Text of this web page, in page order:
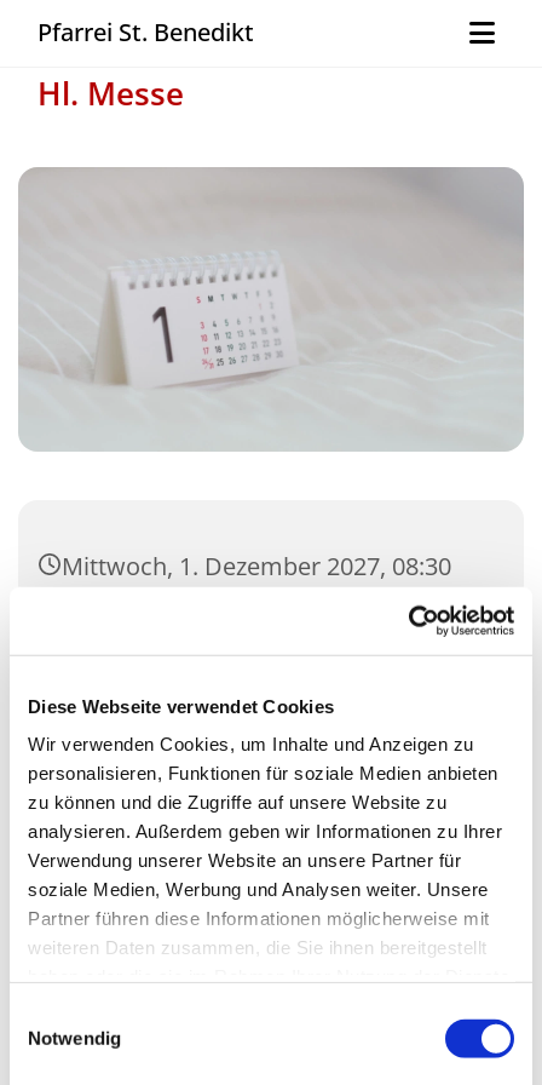
Diese Webseite verwendet Cookies
Wir verwenden Cookies, um Inhalte und Anzeigen zu
personalisieren, Funktionen für soziale Medien anbieten
zu können und die Zugriffe auf unsere Website zu
analysieren. Außerdem geben wir Informationen zu Ihrer
Verwendung unserer Website an unsere Partner für
soziale Medien, Werbung und Analysen weiter. Unsere
Partner führen diese Informationen möglicherweise mit
weiteren Daten zusammen, die Sie ihnen bereitgestellt
Notwendig
Pfarrei St. Benedikt
Hl. Messe
Mittwoch, 1. Dezember 2027, 08:30
Empfängnis, Wasserstr. 7, 15806
Zossen